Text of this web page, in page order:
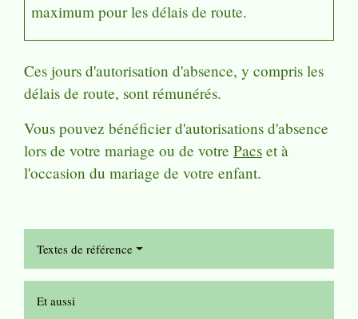
maximum pour les délais de route.
Ces jours d'autorisation d'absence, y compris les
délais de route, sont rémunérés.
Vous pouvez bénéficier d'autorisations d'absence
lors de votre mariage ou de votre Pacs et à
l'occasion du mariage de votre enfant.
Textes de référence
Et aussi